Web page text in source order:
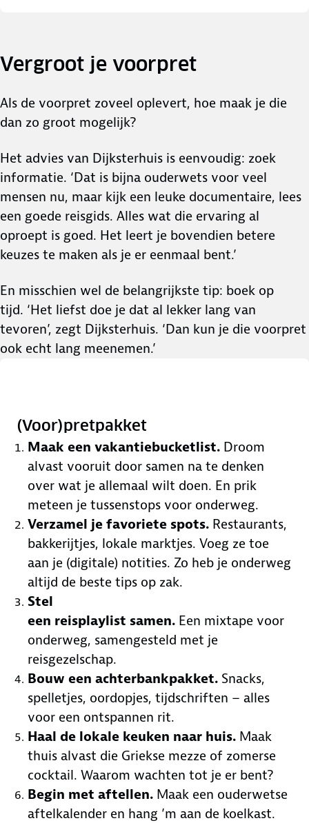
Vergroot je voorpret
Als de voorpret zoveel oplevert, hoe maak je die
dan zo groot mogelijk?
Het advies van Dijksterhuis is eenvoudig: zoek
informatie. ‘Dat is bijna ouderwets voor veel
mensen nu, maar kijk een leuke documentaire, lees
een goede reisgids. Alles wat die ervaring al
oproept is goed. Het leert je bovendien betere
keuzes te maken als je er eenmaal bent.’
En misschien wel de belangrijkste tip: boek op
tijd. ‘Het liefst doe je dat al lekker lang van
tevoren’, zegt Dijksterhuis. ‘Dan kun je die voorpret
ook echt lang meenemen.’
(Voor)pretpakket
Maak een vakantiebucketlist. Droom
alvast vooruit door samen na te denken
over wat je allemaal wilt doen. En prik
meteen je tussenstops voor onderweg.
Verzamel je favoriete spots. Restaurants,
bakkerijtjes, lokale marktjes. Voeg ze toe
aan je (digitale) notities. Zo heb je onderweg
altijd de beste tips op zak.
Stel
een reisplaylist samen. Een mixtape voor
onderweg, samengesteld met je
reisgezelschap.
Bouw een achterbankpakket. Snacks,
spelletjes, oordopjes, tijdschriften – alles
voor een ontspannen rit.
Haal de lokale keuken naar huis. Maak
thuis alvast die Griekse mezze of zomerse
cocktail. Waarom wachten tot je er bent?
Begin met aftellen. Maak een ouderwetse
aftelkalender en hang ’m aan de koelkast.